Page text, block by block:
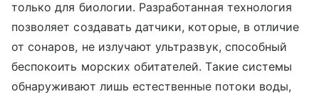
только для биологии. Разработанная технология
позволяет создавать датчики, которые, в отличие
от сонаров, не излучают ультразвук, способный
беспокоить морских обитателей. Такие системы
обнаруживают лишь естественные потоки воды,